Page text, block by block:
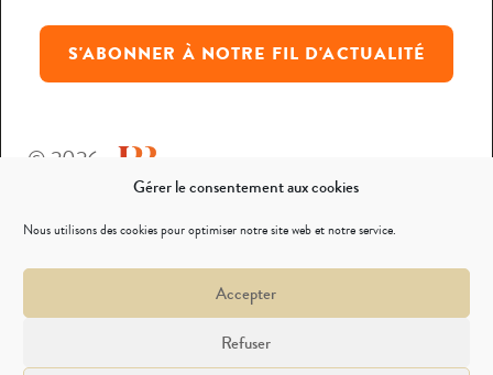
Gérer le consentement aux cookies
Nous utilisons des cookies pour optimiser notre site web et notre service.
Accepter
Refuser
S'ABONNER À NOTRE FIL D'ACTUALITÉ
© 2026